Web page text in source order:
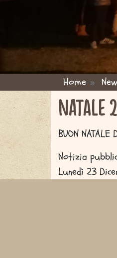
You are hereHome
NATALE
BUON NATALE
Notizia
Lunedì 23